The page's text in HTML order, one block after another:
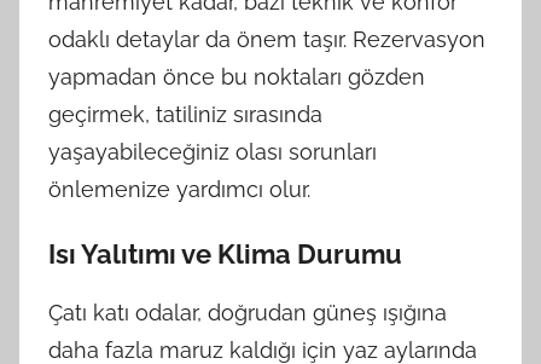
odaklı detaylar da önem taşır. Rezervasyon
yapmadan önce bu noktaları gözden
geçirmek, tatiliniz sırasında
yaşayabileceğiniz olası sorunları
önlemenize yardımcı olur.
Isı Yalıtımı ve Klima Durumu
Çatı katı odalar, doğrudan güneş ışığına
daha fazla maruz kaldığı için yaz aylarında